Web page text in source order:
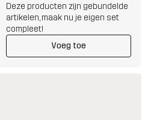
Deze producten zijn gebundelde
artikelen, maak nu je eigen set
compleet!
Voeg toe